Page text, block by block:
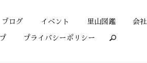
ブログ イベント 里山図鑑 会
プライバシーポリシー search